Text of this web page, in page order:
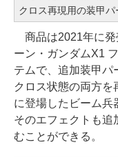
クロス再現用の装甲パ
商品は2021年に発
ーン・ガンダムX1
テムで、追加装甲パ
クロス状態の両方を
に登場したビーム兵
そのエフェクトも追
むことができる。